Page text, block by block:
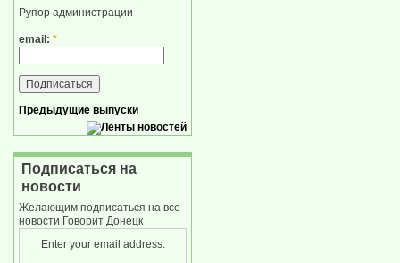
Рупор администрации
email: *
Предыдущие выпуски
Подписаться на
новости
Желающим подписаться на все
новости Говорит Донецк
Enter your email address: